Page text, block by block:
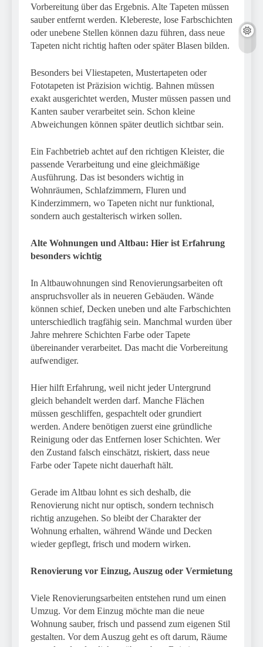
Vorbereitung über das Ergebnis. Alte Tapeten müssen
sauber entfernt werden. Klebereste, lose Farbschichten
oder unebene Stellen können dazu führen, dass neue
Tapeten nicht richtig haften oder später Blasen bilden.
Besonders bei Vliestapeten, Mustertapeten oder
Fototapeten ist Präzision wichtig. Bahnen müssen
exakt ausgerichtet werden, Muster müssen passen und
Kanten sauber verarbeitet sein. Schon kleine
Abweichungen können später deutlich sichtbar sein.
Ein Fachbetrieb achtet auf den richtigen Kleister, die
passende Verarbeitung und eine gleichmäßige
Ausführung. Das ist besonders wichtig in
Wohnräumen, Schlafzimmern, Fluren und
Kinderzimmern, wo Tapeten nicht nur funktional,
sondern auch gestalterisch wirken sollen.
Alte Wohnungen und Altbau: Hier ist Erfahrung
besonders wichtig
In Altbauwohnungen sind Renovierungsarbeiten oft
anspruchsvoller als in neueren Gebäuden. Wände
können schief, Decken uneben und alte Farbschichten
unterschiedlich tragfähig sein. Manchmal wurden über
Jahre mehrere Schichten Farbe oder Tapete
übereinander verarbeitet. Das macht die Vorbereitung
aufwendiger.
Hier hilft Erfahrung, weil nicht jeder Untergrund
gleich behandelt werden darf. Manche Flächen
müssen geschliffen, gespachtelt oder grundiert
werden. Andere benötigen zuerst eine gründliche
Reinigung oder das Entfernen loser Schichten. Wer
den Zustand falsch einschätzt, riskiert, dass neue
Farbe oder Tapete nicht dauerhaft hält.
Gerade im Altbau lohnt es sich deshalb, die
Renovierung nicht nur optisch, sondern technisch
richtig anzugehen. So bleibt der Charakter der
Wohnung erhalten, während Wände und Decken
wieder gepflegt, frisch und modern wirken.
Renovierung vor Einzug, Auszug oder Vermietung
Viele Renovierungsarbeiten entstehen rund um einen
Umzug. Vor dem Einzug möchte man die neue
Wohnung sauber, frisch und passend zum eigenen Stil
gestalten. Vor dem Auszug geht es oft darum, Räume